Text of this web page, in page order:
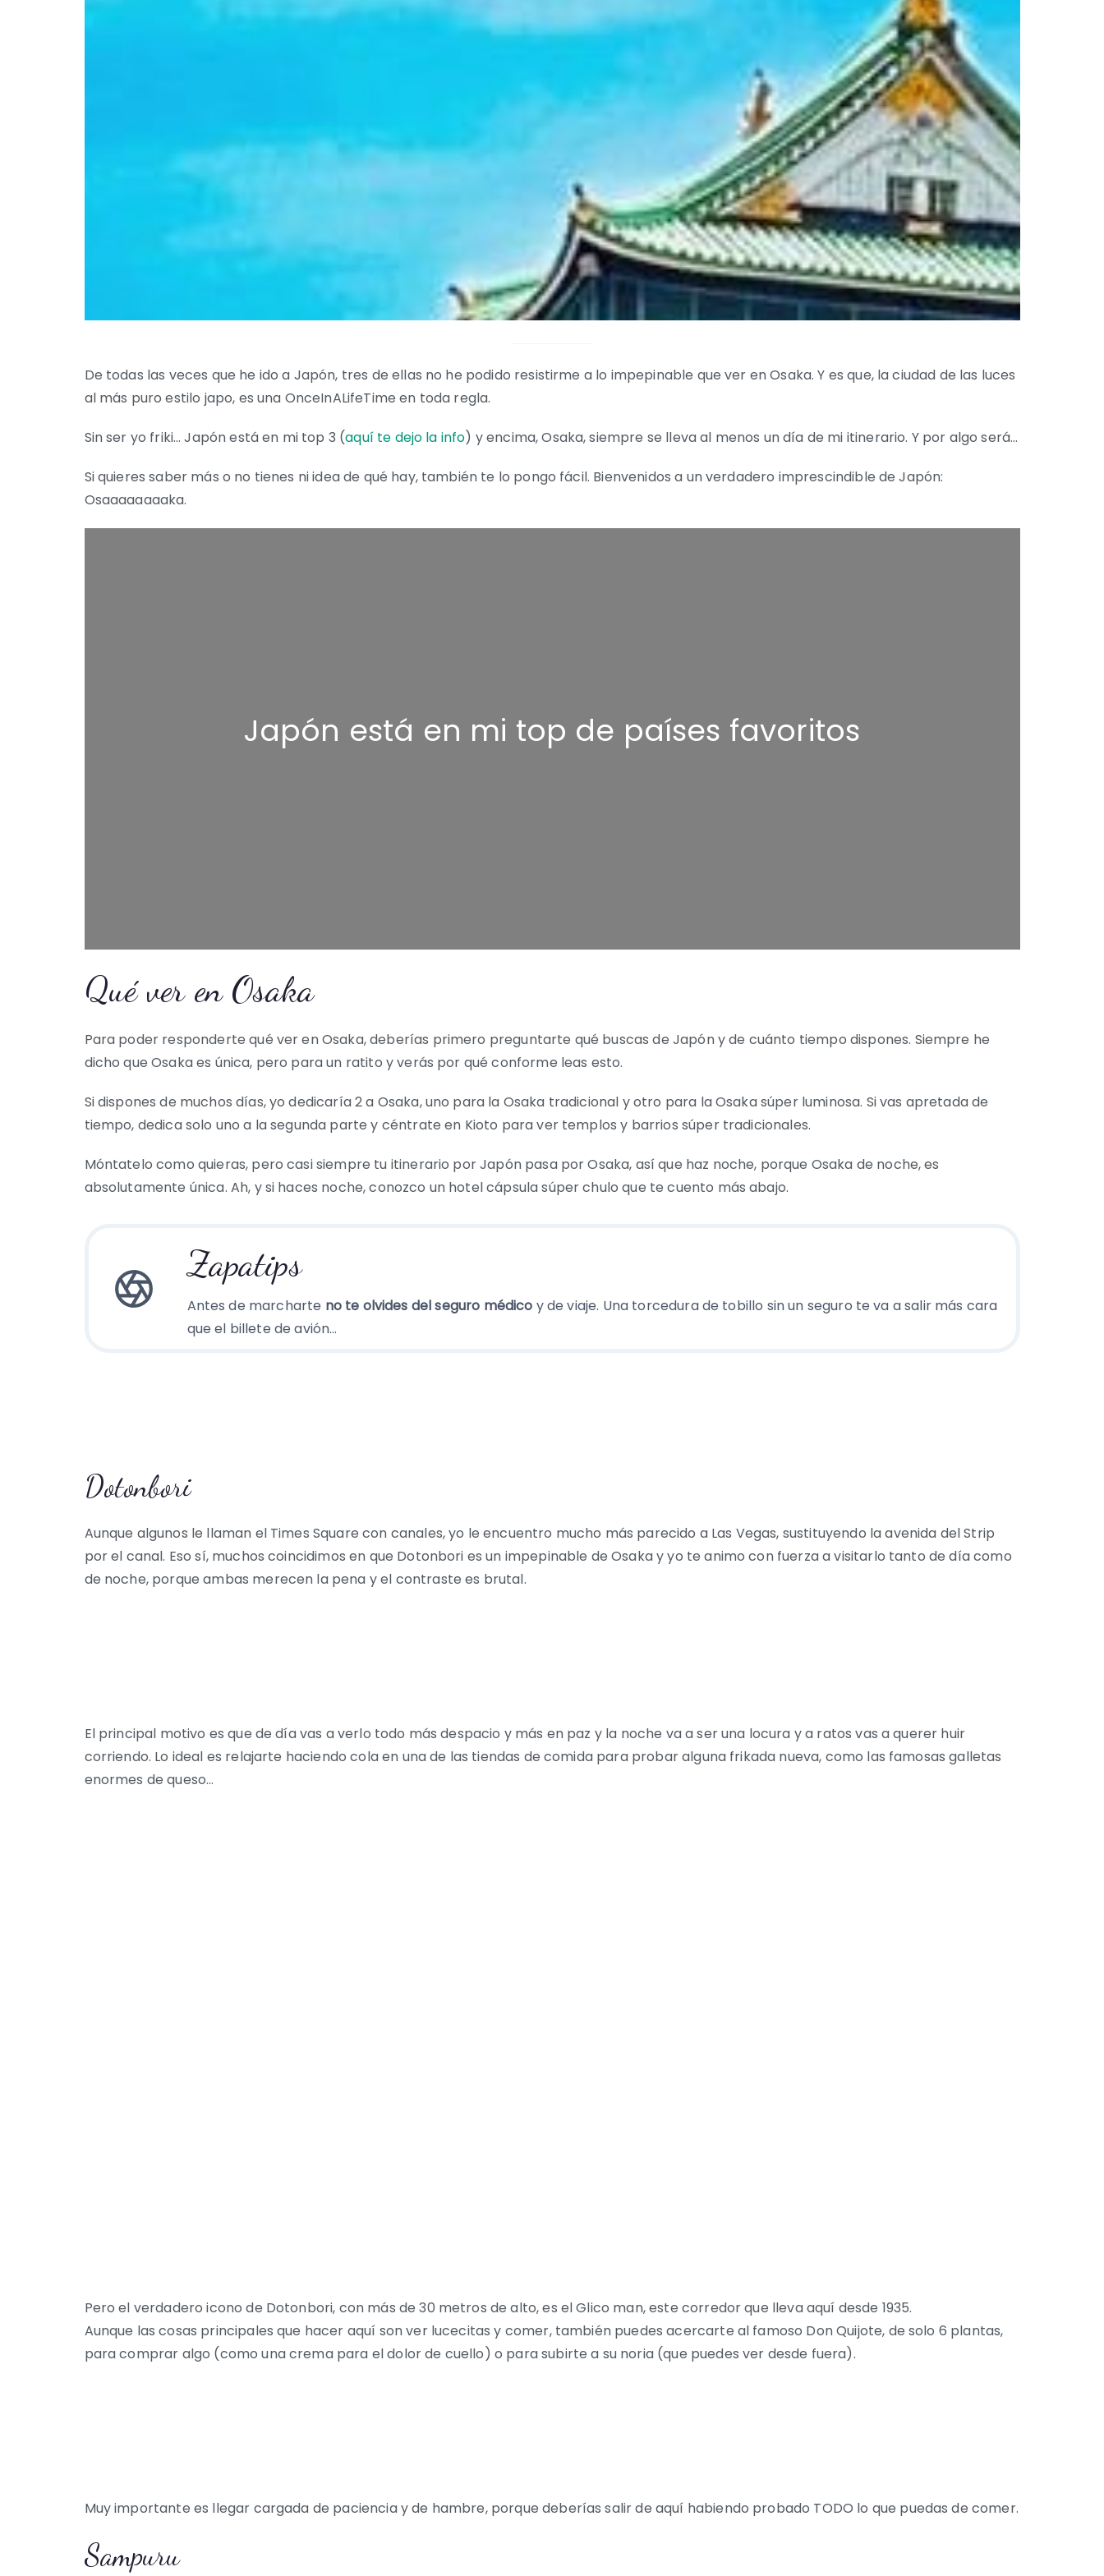
De todas las veces que he ido a Japón, tres de ellas no he podido resistirme a lo impepinable que ver en Osaka. Y es que, la ciudad de las luces
al más puro estilo japo, es una OnceInALifeTime en toda regla.
Sin ser yo friki… Japón está en mi top 3 (aquí te dejo la info) y encima, Osaka, siempre se lleva al menos un día de mi itinerario. Y por algo será…
Si quieres saber más o no tienes ni idea de qué hay, también te lo pongo fácil. Bienvenidos a un verdadero imprescindible de Japón:
Osaaaaaaaaka.
Japón está en mi top de países favoritos
Qué ver en Osaka
Para poder responderte qué ver en Osaka, deberías primero preguntarte qué buscas de Japón y de cuánto tiempo dispones. Siempre he
dicho que Osaka es única, pero para un ratito y verás por qué conforme leas esto.
Si dispones de muchos días, yo dedicaría 2 a Osaka, uno para la Osaka tradicional y otro para la Osaka súper luminosa. Si vas apretada de
tiempo, dedica solo uno a la segunda parte y céntrate en Kioto para ver templos y barrios súper tradicionales.
Móntatelo como quieras, pero casi siempre tu itinerario por Japón pasa por Osaka, así que haz noche, porque Osaka de noche, es
absolutamente única. Ah, y si haces noche, conozco un hotel cápsula súper chulo que te cuento más abajo.
Zapatips
Antes de marcharte no te olvides del seguro médico y de viaje. Una torcedura de tobillo sin un seguro te va a salir más cara
que el billete de avión…
Dotonbori
Aunque algunos le llaman el Times Square con canales, yo le encuentro mucho más parecido a Las Vegas, sustituyendo la avenida del Strip
por el canal. Eso sí, muchos coincidimos en que Dotonbori es un impepinable de Osaka y yo te animo con fuerza a visitarlo tanto de día como
de noche, porque ambas merecen la pena y el contraste es brutal.
El principal motivo es que de día vas a verlo todo más despacio y más en paz y la noche va a ser una locura y a ratos vas a querer huir
corriendo. Lo ideal es relajarte haciendo cola en una de las tiendas de comida para probar alguna frikada nueva, como las famosas galletas
enormes de queso…
Pero el verdadero icono de Dotonbori, con más de 30 metros de alto, es el Glico man, este corredor que lleva aquí desde 1935.
Aunque las cosas principales que hacer aquí son ver lucecitas y comer, también puedes acercarte al famoso Don Quijote, de solo 6 plantas,
para comprar algo (como una crema para el dolor de cuello) o para subirte a su noria (que puedes ver desde fuera).
Muy importante es llegar cargada de paciencia y de hambre, porque deberías salir de aquí habiendo probado TODO lo que puedas de comer.
Sampuru